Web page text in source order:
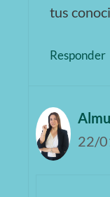
tus
Responder
22/